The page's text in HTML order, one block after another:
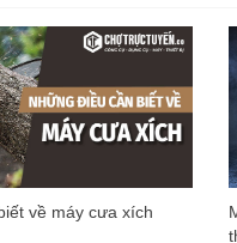
về máy cưa xích